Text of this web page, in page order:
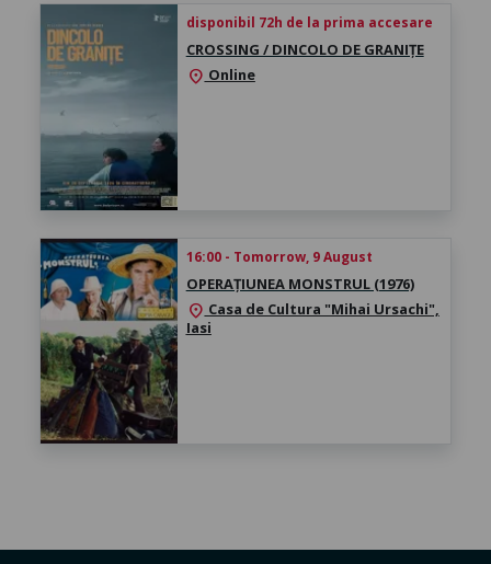
disponibil 72h de la prima accesare
CROSSING / DINCOLO DE GRANIȚE
location_on Online
16:00 - Tomorrow, 9 August
OPERAȚIUNEA MONSTRUL (1976)
location_on Casa de Cultura "Mihai Ursachi",
Iasi